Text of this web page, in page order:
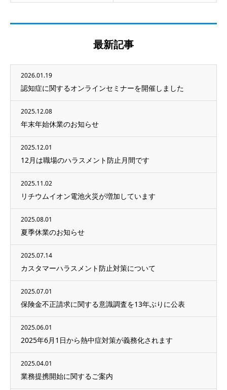
最新記事
2026.01.19
認知症に関するオンラインセミナーを開催しました
2025.12.08
年末年始休業のお知らせ
2025.12.01
12月は職場のハラスメント防止月間です
2025.11.02
リチウムイオン電池火災が増加しています
2025.08.01
夏季休業のお知らせ
2025.07.14
カスタマーハラスメント防止対策について
2025.07.01
保険金不正請求に関する意識調査を13年ぶりに公表
2025.06.01
2025年6月1日から熱中症対策が義務化されます
2025.04.01
業務提携開始に関するご案内